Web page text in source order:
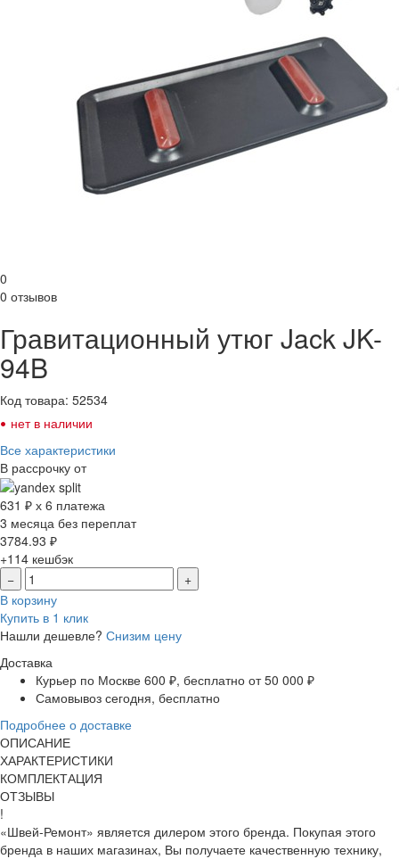
0
0 отзывов
Гравитационный утюг Jack JK-
94B
Код товара: 52534
• нет в наличии
Все характеристики
В рассрочку от
631 ₽ х 6 платежа
3 месяца без переплат
3784.93 ₽
+114 кешбэк
−
+
В корзину
Купить в 1 клик
Нашли дешевле? Снизим цену
Доставка
Курьер по Москве 600 ₽, бесплатно от 50 000 ₽
Самовывоз сегодня, бесплатно
Подробнее о доставке
ОПИСАНИЕ
ХАРАКТЕРИСТИКИ
КОМПЛЕКТАЦИЯ
ОТЗЫВЫ
!
«Швей-Ремонт» является дилером этого бренда. Покупая этого
бренда в наших магазинах, Вы получаете качественную технику,